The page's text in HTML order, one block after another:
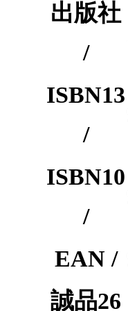
出版社
/
ISBN13
/
ISBN10
/
EAN /
誠品26